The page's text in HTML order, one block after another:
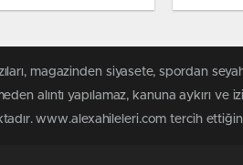
Yürekli Sözlere
magazinden siyasete, spordan
alıntı yapılamaz, kanuna aykırı ve
www.alexahileleri.com tercih